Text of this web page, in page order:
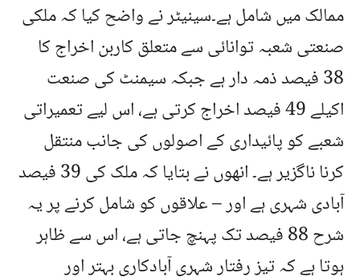
ممالک میں شامل ہے۔سینیٹر نے واضح کیا کہ ملکی
صنعتی شعبہ توانائی سے متعلق کاربن اخراج کا
38 فیصد ذمہ دار ہے جبکہ سیمنٹ کی صنعت
اکیلے 49 فیصد اخراج کرتی ہے، اس لیے تعمیراتی
شعبے کو پائیداری کے اصولوں کی جانب منتقل
کرنا ناگزیر ہے۔ انھوں نے بتایا کہ ملک کی 39 فیصد
آبادی شہری ہے اور – علاقوں کو شامل کرنے پر یہ
شرح 88 فیصد تک پہنچ جاتی ہے، اس سے ظاہر
ہوتا ہے کہ تیز رفتار شہری آبادکاری بہتر اور